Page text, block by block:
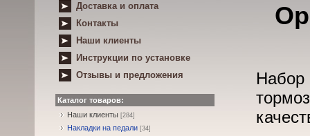
Доставка и оплата
Контакты
Наши клиенты
Инструкции по установке
Отзывы и предложения
Каталог товаров:
Наши клиенты [284]
Накладки на педали [34]